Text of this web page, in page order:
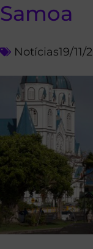
Samoa
Notícias19/11/